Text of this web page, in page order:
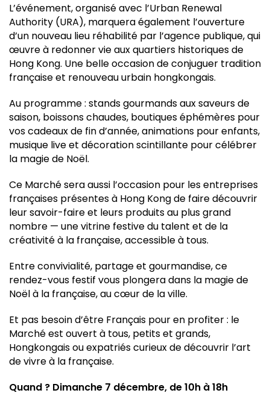
L’événement, organisé avec l’Urban Renewal
Authority (URA), marquera également l’ouverture
d’un nouveau lieu réhabilité par l’agence publique, qui
œuvre à redonner vie aux quartiers historiques de
Hong Kong. Une belle occasion de conjuguer tradition
française et renouveau urbain hongkongais.
Au programme : stands gourmands aux saveurs de
saison, boissons chaudes, boutiques éphémères pour
vos cadeaux de fin d’année, animations pour enfants,
musique live et décoration scintillante pour célébrer
la magie de Noël.
Ce Marché sera aussi l’occasion pour les entreprises
françaises présentes à Hong Kong de faire découvrir
leur savoir-faire et leurs produits au plus grand
nombre — une vitrine festive du talent et de la
créativité à la française, accessible à tous.
Entre convivialité, partage et gourmandise, ce
rendez-vous festif vous plongera dans la magie de
Noël à la française, au cœur de la ville.
Et pas besoin d’être Français pour en profiter : le
Marché est ouvert à tous, petits et grands,
Hongkongais ou expatriés curieux de découvrir l’art
de vivre à la française.
Quand ? Dimanche 7 décembre, de 10h à 18h